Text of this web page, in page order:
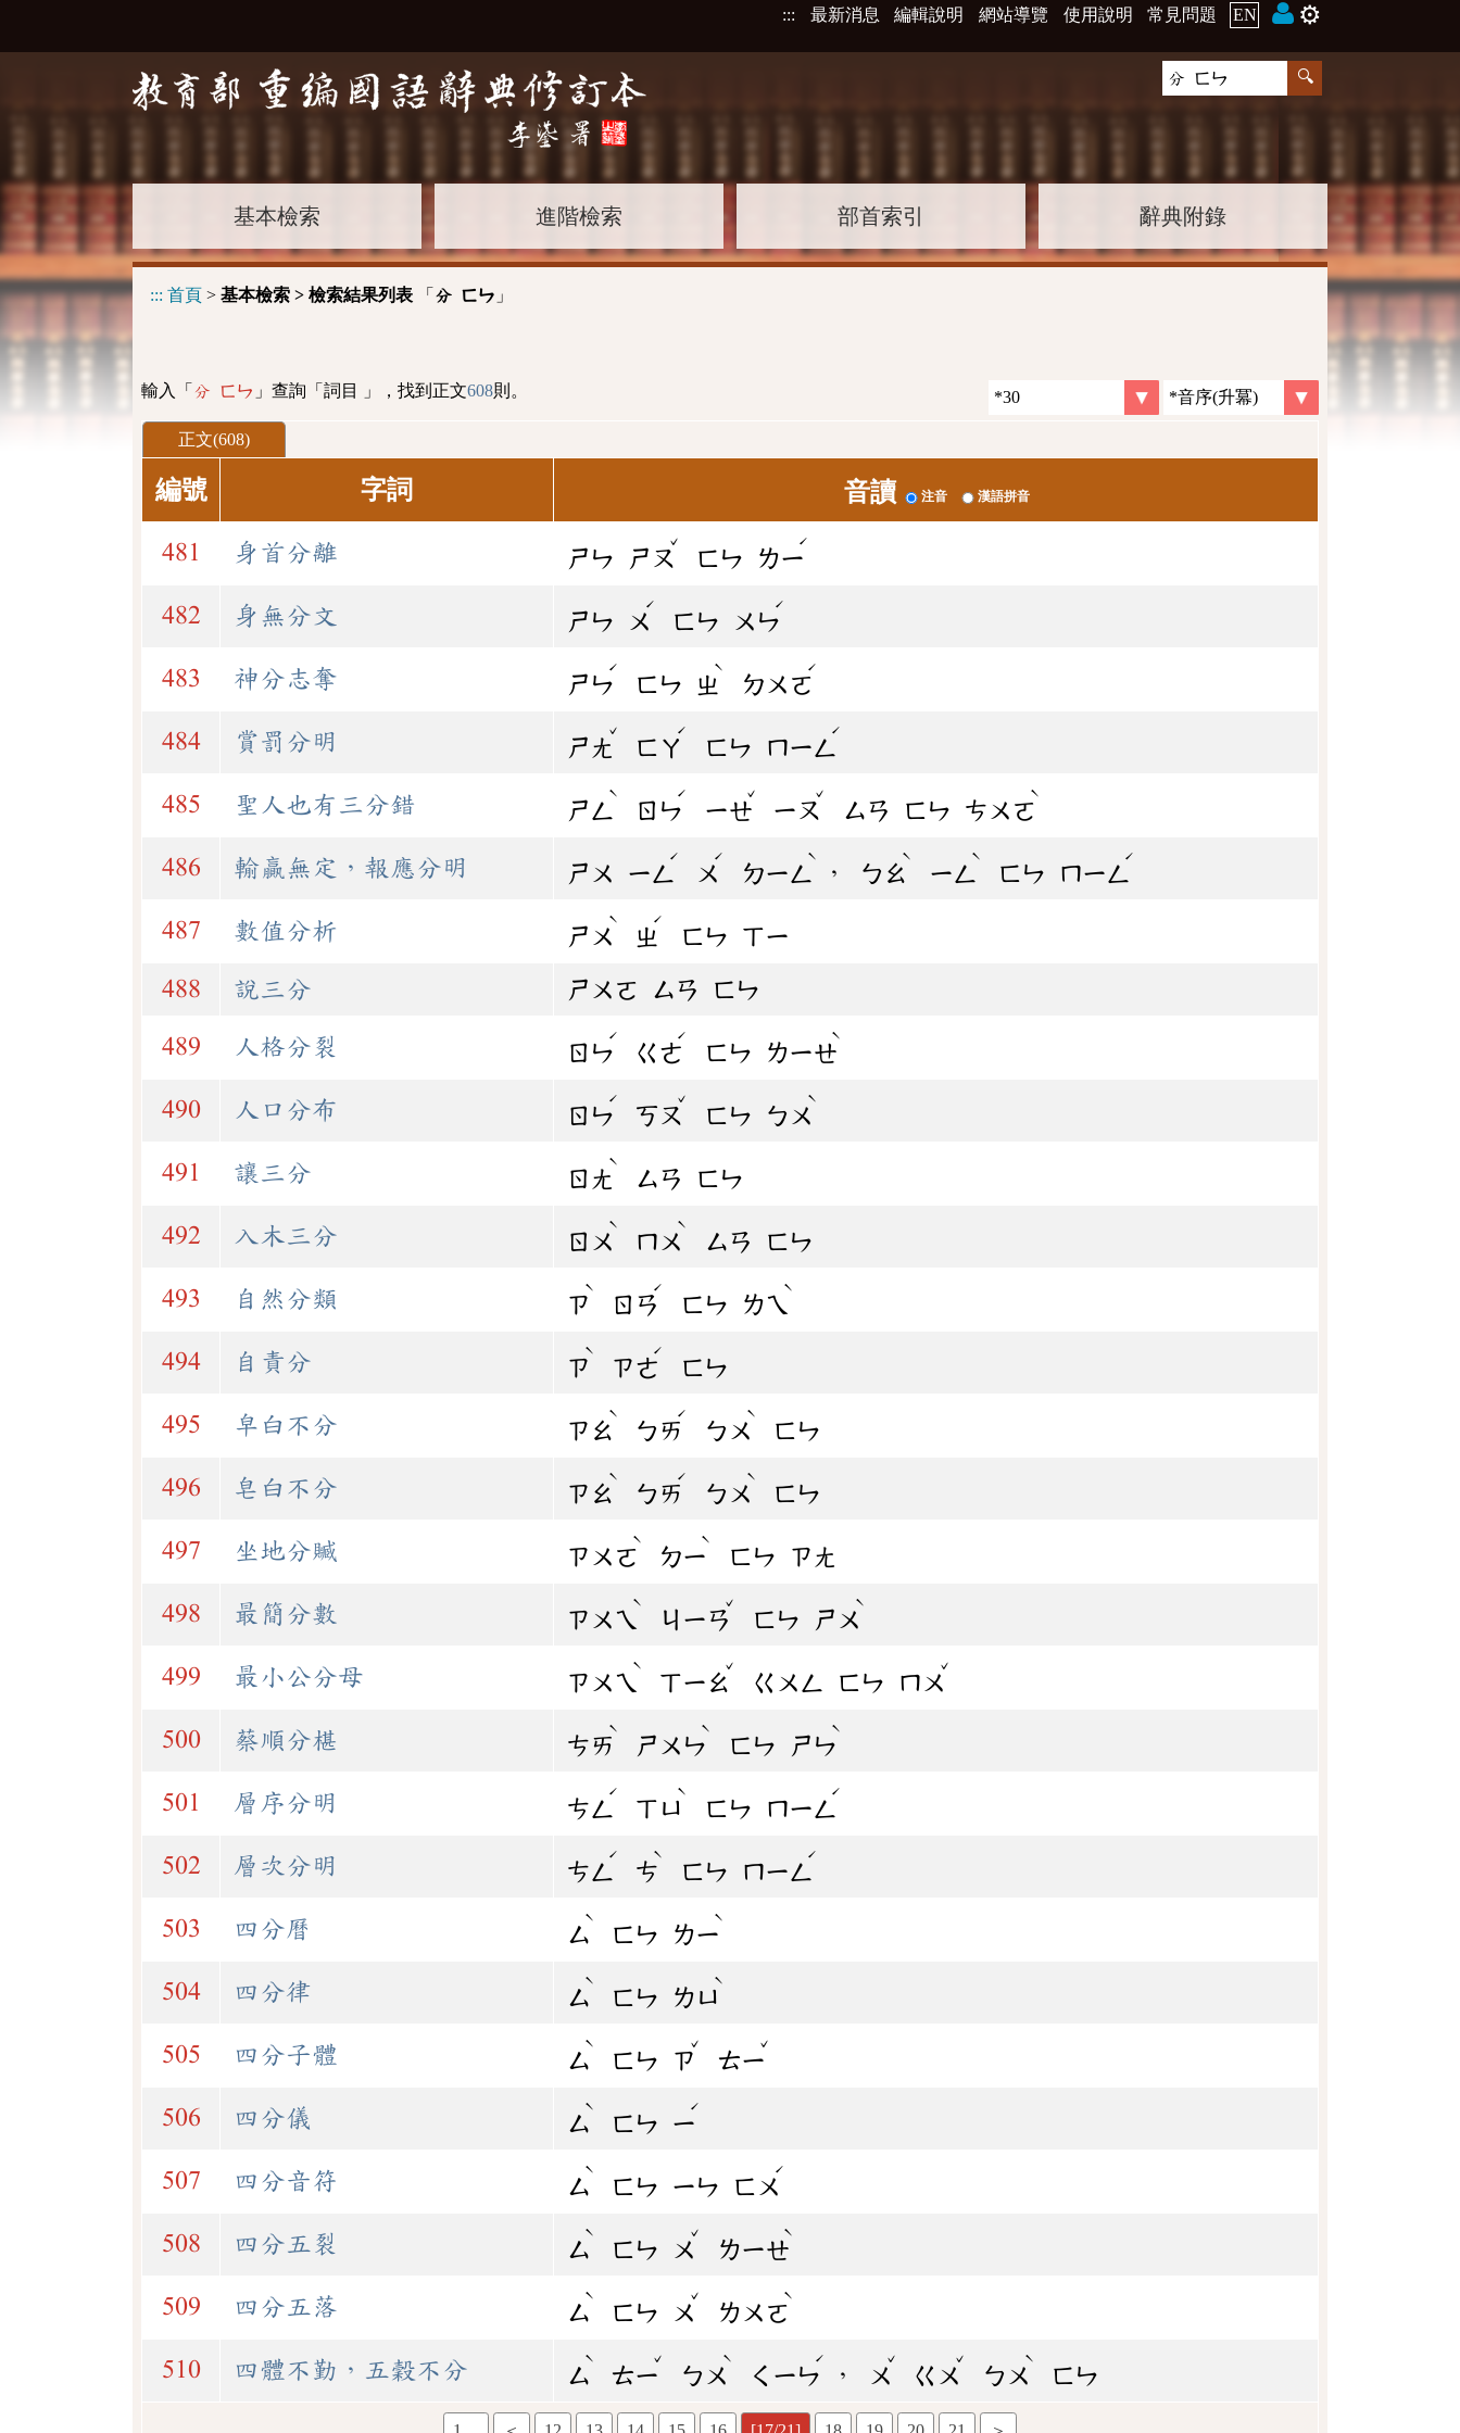
::: 最新消息 編輯說明 網站導覽 使用說明 常見問題 EN ⚙️
基本檢索 進階檢索 部首索引 辭典附錄
::: 首頁 > 基本檢索 > 檢索結果列表 「 分 ㄈㄣ 」
輸入「 分 ㄈㄣ 」查詢「詞目 」，找到正文608則。
正文(608)
編號 字詞 音讀 注音 漢語拼音
481 身首分離 ㄕㄣ ㄕㄡ
ˇ
ㄈㄣ ㄌㄧ
ˊ
482 身無分文 ㄕㄣ ㄨ
ˊ
ㄈㄣ ㄨㄣ
ˊ
483 神分志奪 ㄕㄣ
ˊ
ㄈㄣ ㄓ
ˋ
ㄉㄨㄛ
ˊ
484 賞罰分明 ㄕㄤ
ˇ
ㄈㄚ
ˊ
ㄈㄣ ㄇㄧㄥ
ˊ
485 聖人也有三分錯 ㄕㄥ
ˋ
ㄖㄣ
ˊ
ㄧㄝ
ˇ
ㄧㄡ
ˇ
ㄙㄢ ㄈㄣ ㄘㄨㄛ
ˋ
486 輸贏無定，報應分明 ㄕㄨ ㄧㄥ
ˊ
ㄨ
ˊ
ㄉㄧㄥ
ˋ
， ㄅㄠ
ˋ
ㄧㄥ
ˋ
ㄈㄣ ㄇㄧㄥ
ˊ
487 數值分析 ㄕㄨ
ˋ
ㄓ
ˊ
ㄈㄣ ㄒㄧ
488 說三分 ㄕㄨㄛ ㄙㄢ ㄈㄣ
489 人格分裂 ㄖㄣ
ˊ
ㄍㄜ
ˊ
ㄈㄣ ㄌㄧㄝ
ˋ
490 人口分布 ㄖㄣ
ˊ
ㄎㄡ
ˇ
ㄈㄣ ㄅㄨ
ˋ
491 讓三分 ㄖㄤ
ˋ
ㄙㄢ ㄈㄣ
492 入木三分 ㄖㄨ
ˋ
ㄇㄨ
ˋ
ㄙㄢ ㄈㄣ
493 自然分類 ㄗ
ˋ
ㄖㄢ
ˊ
ㄈㄣ ㄌㄟ
ˋ
494 自責分 ㄗ
ˋ
ㄗㄜ
ˊ
ㄈㄣ
495 皁白不分 ㄗㄠ
ˋ
ㄅㄞ
ˊ
ㄅㄨ
ˋ
ㄈㄣ
496 皂白不分 ㄗㄠ
ˋ
ㄅㄞ
ˊ
ㄅㄨ
ˋ
ㄈㄣ
497 坐地分贓 ㄗㄨㄛ
ˋ
ㄉㄧ
ˋ
ㄈㄣ ㄗㄤ
498 最簡分數 ㄗㄨㄟ
ˋ
ㄐㄧㄢ
ˇ
ㄈㄣ ㄕㄨ
ˋ
499 最小公分母 ㄗㄨㄟ
ˋ
ㄒㄧㄠ
ˇ
ㄍㄨㄥ ㄈㄣ ㄇㄨ
ˇ
500 蔡順分椹 ㄘㄞ
ˋ
ㄕㄨㄣ
ˋ
ㄈㄣ ㄕㄣ
ˋ
501 層序分明 ㄘㄥ
ˊ
ㄒㄩ
ˋ
ㄈㄣ ㄇㄧㄥ
ˊ
502 層次分明 ㄘㄥ
ˊ
ㄘ
ˋ
ㄈㄣ ㄇㄧㄥ
ˊ
503 四分曆 ㄙ
ˋ
ㄈㄣ ㄌㄧ
ˋ
504 四分律 ㄙ
ˋ
ㄈㄣ ㄌㄩ
ˋ
505 四分子體 ㄙ
ˋ
ㄈㄣ ㄗ
ˇ
ㄊㄧ
ˇ
506 四分儀 ㄙ
ˋ
ㄈㄣ ㄧ
ˊ
507 四分音符 ㄙ
ˋ
ㄈㄣ ㄧㄣ ㄈㄨ
ˊ
508 四分五裂 ㄙ
ˋ
ㄈㄣ ㄨ
ˇ
ㄌㄧㄝ
ˋ
509 四分五落 ㄙ
ˋ
ㄈㄣ ㄨ
ˇ
ㄌㄨㄛ
ˋ
510 四體不勤，五穀不分 ㄙ
ˋ
ㄊㄧ
ˇ
ㄅㄨ
ˋ
ㄑㄧㄣ
ˊ
， ㄨ
ˇ
ㄍㄨ
ˇ
ㄅㄨ
ˋ
ㄈㄣ